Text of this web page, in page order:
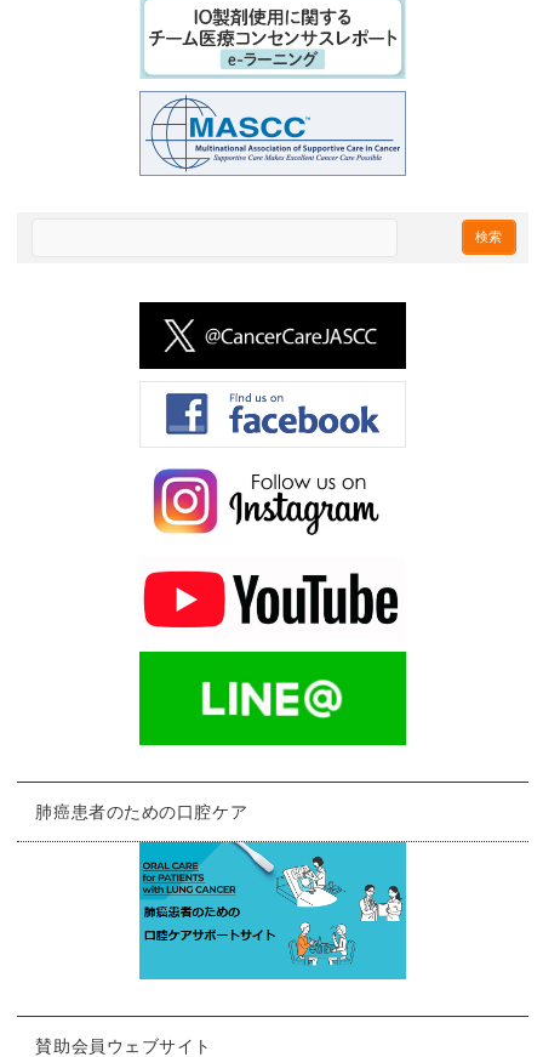
肺癌患者のための口腔ケア
賛助会員ウェブサイト